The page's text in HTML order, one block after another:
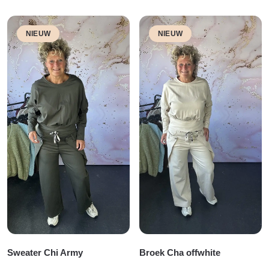
NIEUW
Sweater Chi Army
NIEUW
Broek Cha offwhite